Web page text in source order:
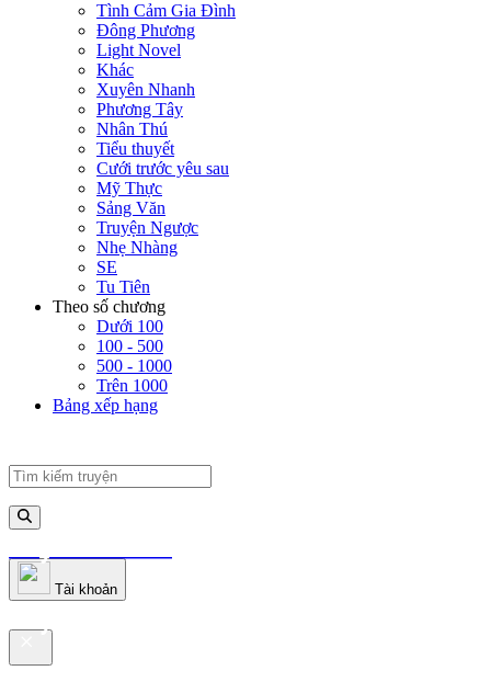
Tình Cảm Gia Đình
Đông Phương
Light Novel
Khác
Xuyên Nhanh
Phương Tây
Nhân Thú
Tiểu thuyết
Cưới trước yêu sau
Mỹ Thực
Sảng Văn
Truyện Ngược
Nhẹ Nhàng
SE
Tu Tiên
Theo số chương
Dưới 100
100 - 500
500 - 1000
Trên 1000
Bảng xếp hạng
truyenfullz.com
Tài khoản
truyenfullz.com